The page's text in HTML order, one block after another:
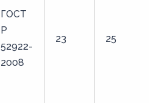
ГОСТ
Р
52922-
2008
23 25